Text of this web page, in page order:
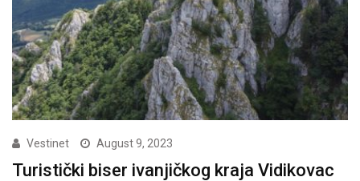
Vestinet August 9, 2023
Turistički biser ivanjičkog kraja Vidikovac